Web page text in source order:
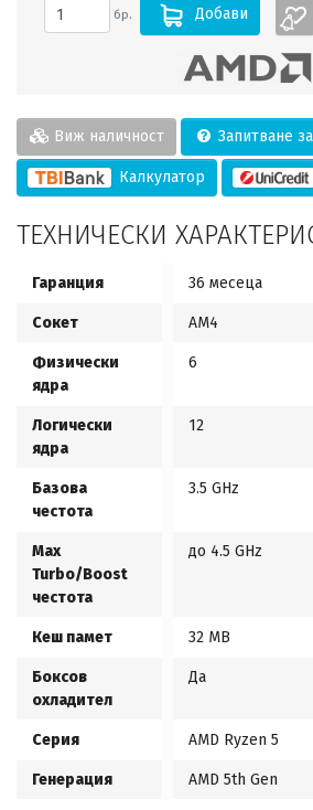
бр. Добави
Виж наличност Запитване
Калкулатор
ТЕХНИЧЕСКИ
Гаранция 36 месеца
Сокет AM4
Физически
ядра
6
Логически
ядра
12
Базова
честота
3.5 GHz
Max
Turbo/Boost
честота
до 4.5 GHz
Кеш памет 32 MB
Боксов
охладител
Да
Серия AMD Ryzen 5
Генерация AMD 5th Gen